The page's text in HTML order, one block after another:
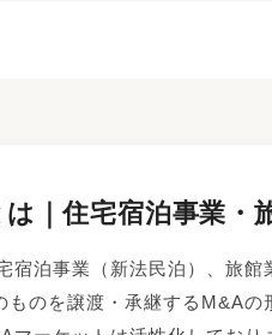
｜住宅宿泊事業・
宿泊事業（新法民泊）、旅
ものを譲渡・承継するM&A